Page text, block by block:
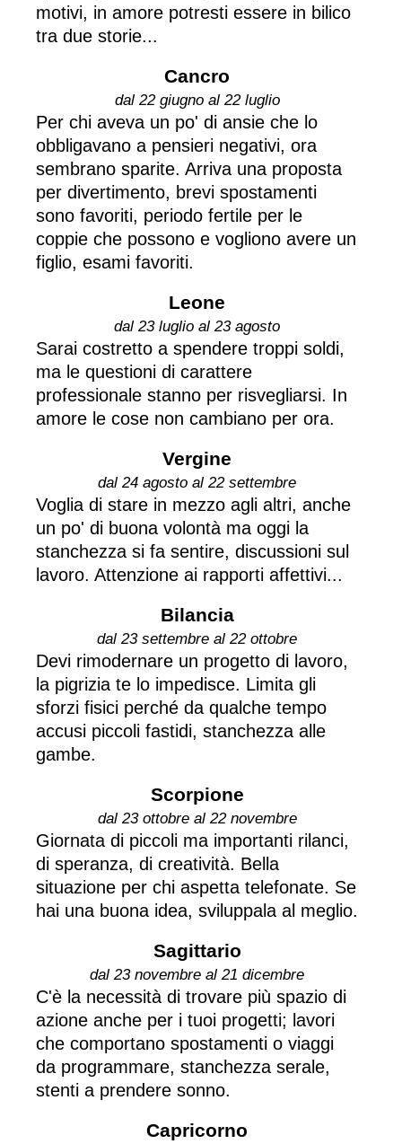
motivi, in amore potresti essere in bilico
tra due storie...
Cancro
dal 22 giugno al 22 luglio
Per chi aveva un po' di ansie che lo
obbligavano a pensieri negativi, ora
sembrano sparite. Arriva una proposta
per divertimento, brevi spostamenti
sono favoriti, periodo fertile per le
coppie che possono e vogliono avere un
figlio, esami favoriti.
Leone
dal 23 luglio al 23 agosto
Sarai costretto a spendere troppi soldi,
ma le questioni di carattere
professionale stanno per risvegliarsi. In
amore le cose non cambiano per ora.
Vergine
dal 24 agosto al 22 settembre
Voglia di stare in mezzo agli altri, anche
un po' di buona volontà ma oggi la
stanchezza si fa sentire, discussioni sul
lavoro. Attenzione ai rapporti affettivi...
Bilancia
dal 23 settembre al 22 ottobre
Devi rimodernare un progetto di lavoro,
la pigrizia te lo impedisce. Limita gli
sforzi fisici perché da qualche tempo
accusi piccoli fastidi, stanchezza alle
gambe.
Scorpione
dal 23 ottobre al 22 novembre
Giornata di piccoli ma importanti rilanci,
di speranza, di creatività. Bella
situazione per chi aspetta telefonate. Se
hai una buona idea, sviluppala al meglio.
Sagittario
dal 23 novembre al 21 dicembre
C'è la necessità di trovare più spazio di
azione anche per i tuoi progetti; lavori
che comportano spostamenti o viaggi
da programmare, stanchezza serale,
stenti a prendere sonno.
Capricorno